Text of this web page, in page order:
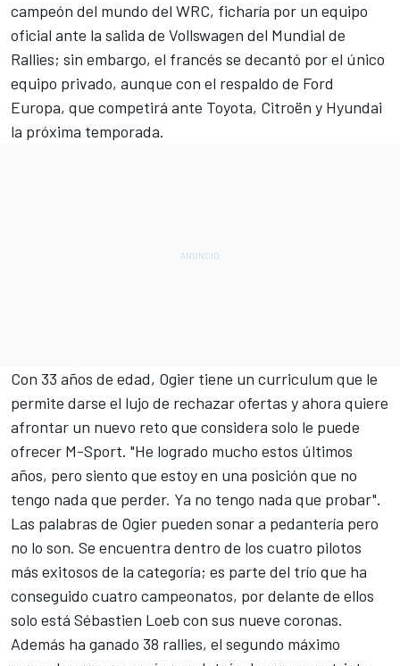
campeón del mundo del WRC, ficharía por un equipo
oficial ante la salida de Vollswagen del Mundial de
Rallies; sin embargo, el francés se decantó porel único
equipo privado, aunque con el respaldo de Ford
Europa, que competirá ante Toyota, Citroën y Hyundai
la próxima temporada.
Con 33 años de edad, Ogier tiene un curriculum que le
permite darse el lujo de rechazar ofertas y ahora quiere
afrontar un nuevo reto que considera solo le puede
ofrecer M-Sport. "He logrado mucho estos últimos
años, pero siento que estoy en una posición que no
tengo nada que perder. Ya no tengo nada que probar".
Las palabras de Ogier pueden sonar a pedantería pero
no lo son. Se encuentra dentro de los cuatro pilotos
más exitosos de la categoría; es parte del trío que ha
conseguido cuatro campeonatos, por delante de ellos
solo está Sébastien Loeb con sus nueve coronas.
Además ha ganado 38 rallies, el segundo máximo